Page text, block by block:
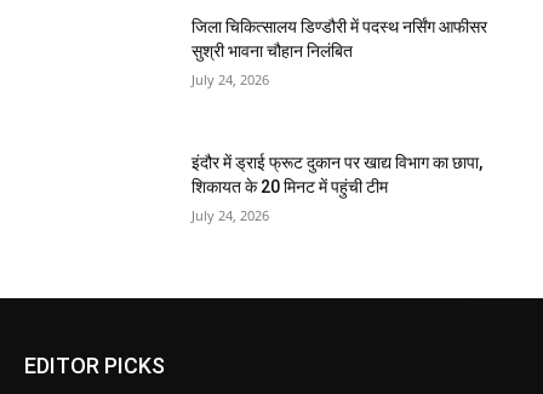
जिला चिकित्सालय डिण्डौरी में पदस्थ नर्सिंग आफीसर
सुश्री भावना चौहान निलंबित
July 24, 2026
इंदौर में ड्राई फ्रूट दुकान पर खाद्य विभाग का छापा,
शिकायत के 20 मिनट में पहुंची टीम
July 24, 2026
EDITOR PICKS